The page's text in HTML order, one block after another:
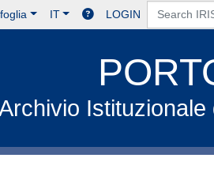
IT LOGIN
Istituzionale